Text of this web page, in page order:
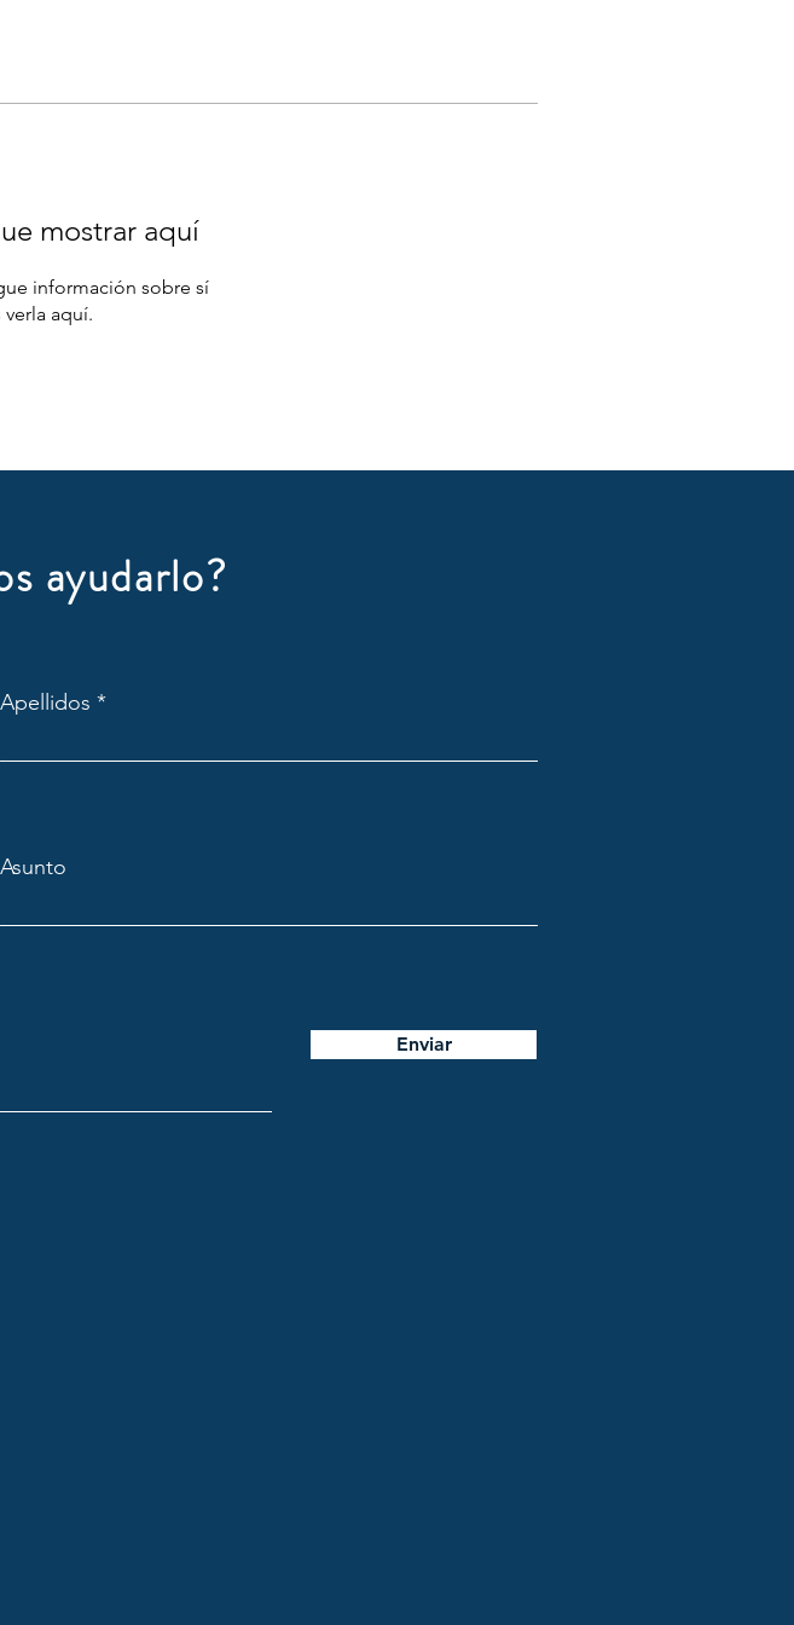
mostrar aquí
información sobre sí
aquí.
ayudarlo?
Apellidos
Asunto
Enviar